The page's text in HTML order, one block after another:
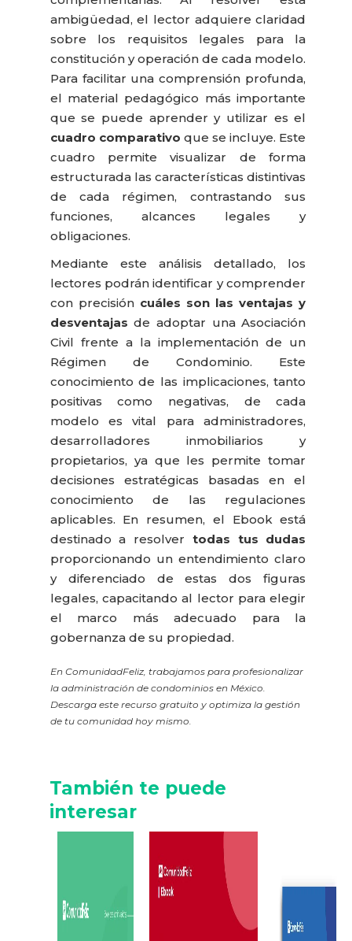
ambigüedad, el lector adquiere claridad
sobre los requisitos legales para la
constitución y operación de cada modelo.
Para facilitar una comprensión profunda,
el material pedagógico más importante
que se puede aprender y utilizar es el
cuadro comparativo que se incluye. Este
cuadro permite visualizar de forma
estructurada las características distintivas
de cada régimen, contrastando sus
funciones, alcances legales y
obligaciones.
Mediante este análisis detallado, los
lectores podrán identificar y comprender
con precisión cuáles son las ventajas y
desventajas de adoptar una Asociación
Civil frente a la implementación de un
Régimen de Condominio. Este
conocimiento de las implicaciones, tanto
positivas como negativas, de cada
modelo es vital para administradores,
desarrolladores inmobiliarios y
propietarios, ya que les permite tomar
decisiones estratégicas basadas en el
conocimiento de las regulaciones
aplicables. En resumen, el Ebook está
destinado a resolver todas tus dudas
proporcionando un entendimiento claro
y diferenciado de estas dos figuras
legales, capacitando al lector para elegir
el marco más adecuado para la
gobernanza de su propiedad.
En ComunidadFeliz, trabajamos para profesionalizar
la administración de condominios en México.
Descarga este recurso gratuito y optimiza la gestión
de tu comunidad hoy mismo.
También te puede
interesar